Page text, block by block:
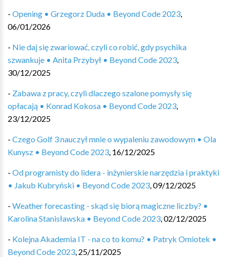
- Opening • Grzegorz Duda • Beyond Code 2023,
06/01/2026
- Nie daj się zwariować, czyli co robić, gdy psychika
szwankuje • Anita Przybył • Beyond Code 2023,
30/12/2025
- Zabawa z pracy, czyli dlaczego szalone pomysły się
opłacają • Konrad Kokosa • Beyond Code 2023,
23/12/2025
- Czego Golf 3 nauczył mnie o wypaleniu zawodowym • Ola
Kunysz • Beyond Code 2023, 16/12/2025
- Od programisty do lidera - inżynierskie narzędzia i praktyki
• Jakub Kubryński • Beyond Code 2023,09/12/2025
- Weather forecasting - skąd się biorą magiczne liczby? •
Karolina Stanisławska • Beyond Code 2023,02/12/2025
- Kolejna Akademia IT - na co to komu? • Patryk Omiotek •
Beyond Code 2023, 25/11/2025